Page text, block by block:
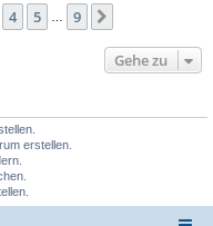
4 5 9
Gehe zu
erstellen.